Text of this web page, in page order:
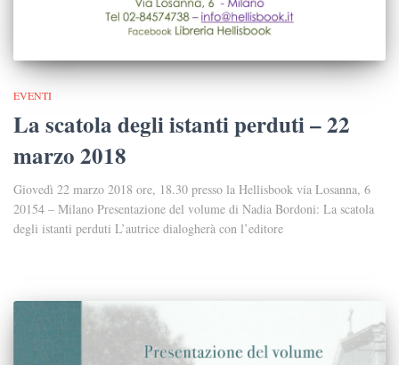
EVENTI
La scatola degli istanti perduti – 22
marzo 2018
Giovedì 22 marzo 2018 ore, 18.30 presso la Hellisbook via Losanna, 6
20154 – Milano Presentazione del volume di Nadia Bordoni: La scatola
degli istanti perduti L’autrice dialogherà con l’editore